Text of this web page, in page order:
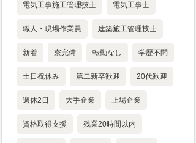
電気工事施工管理技士 電気工事士
職人・現場作業員 建築施工管理技士
新着 寮完備 転勤なし 学歴不問
土日祝休み 第二新卒歓迎 20代歓迎
週休2日 大手企業 上場企業
資格取得支援 残業20時間以内